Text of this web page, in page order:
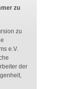
zu
zu
e.V.
der